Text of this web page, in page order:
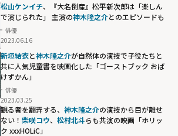
松山ケンイチ、『大名倒産』松平新次郎は「楽しん
で演じられた」 主演の神木隆之介とのエピソードも
俳優
2023.06.16
新垣結衣と神木隆之介が自然体の演技で子役たちと
共に人気児童書を映画化した「ゴーストブック おば
けずかん」
俳優
2023.03.25
観る者を翻弄する、 神木隆之介の演技から目が離せ
ない！ 柴咲コウ、 松村北斗らも共演の映画「ホリッ
ク xxxHOLiC」